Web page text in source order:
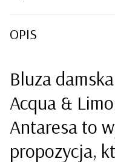
OPIS
Bluza
Acqua &
Antaresa to
propozycja,